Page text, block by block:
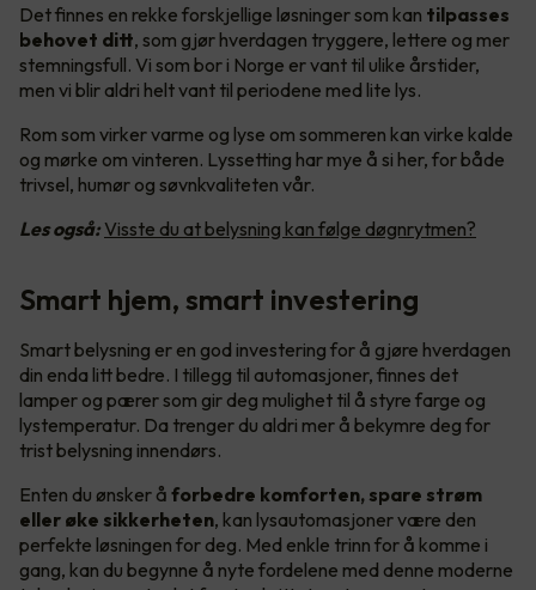
Det finnes en rekke forskjellige løsninger som kan tilpasses
behovet ditt, som gjør hverdagen tryggere, lettere og mer
stemningsfull. Vi som bor i Norge er vant til ulike årstider,
men vi blir aldri helt vant til periodene med lite lys.
Rom som virker varme og lyse om sommeren kan virke kalde
og mørke om vinteren. Lyssetting har mye å si her, for både
trivsel, humør og søvnkvaliteten vår.
Les også: Visste du at belysning kan følge døgnrytmen?
Smart hjem, smart investering
Smart belysning er en god investering for å gjøre hverdagen
din enda litt bedre. I tillegg til automasjoner, finnes det
lamper og pærer som gir deg mulighet til å styre farge og
lystemperatur. Da trenger du aldri mer å bekymre deg for
trist belysning innendørs.
Enten du ønsker å forbedre komforten, spare strøm
eller øke sikkerheten, kan lysautomasjoner være den
perfekte løsningen for deg. Med enkle trinn for å komme i
gang, kan du begynne å nyte fordelene med denne moderne